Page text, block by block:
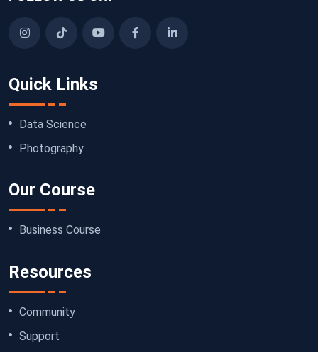
Quick Links
Data Science
Photography
Our Course
Business Course
Resources
Community
Support